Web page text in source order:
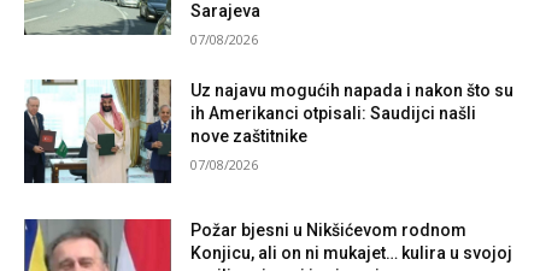
Sarajeva
07/08/2026
Uz najavu mogućih napada i nakon što su
ih Amerikanci otpisali: Saudijci našli
nove zaštitnike
07/08/2026
Požar bjesni u Nikšićevom rodnom
Konjicu, ali on ni mukajet… kulira u svojoj